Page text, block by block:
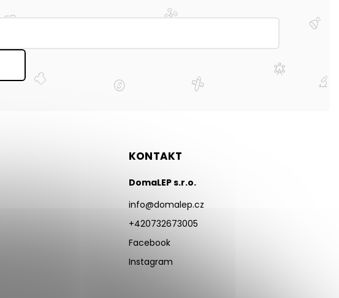
KONTAKT
DomaLEP s.r.o.
info@domalep.cz
+420732673005
Facebook
Instagram